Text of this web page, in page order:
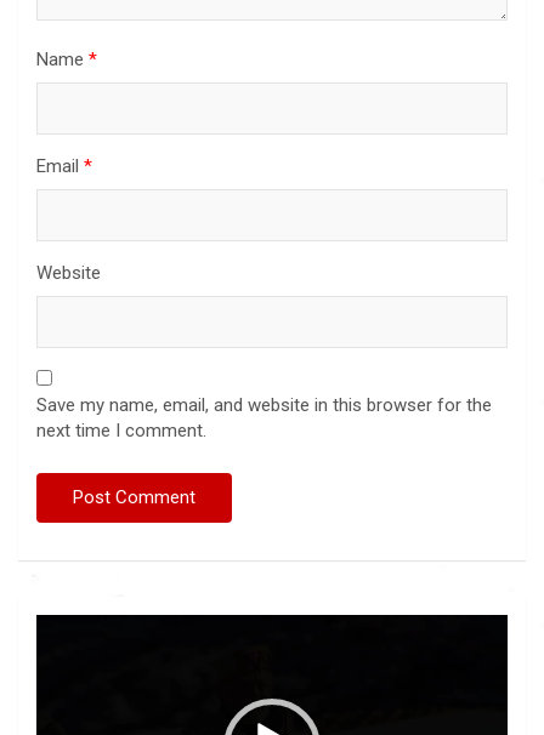
Name *
Email *
Website
Save my name, email, and website in this browser for the
next time I comment.